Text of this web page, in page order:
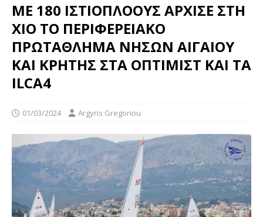
ΜΕ 180 ΙΣΤΙΟΠΛΟΟΥΣ ΑΡΧΙΣΕ ΣΤΗ
ΧΙΟ ΤΟ ΠΕΡΙΦΕΡΕΙΑΚΟ
ΠΡΩΤΑΘΛΗΜΑ ΝΗΣΩΝ ΑΙΓΑΙΟΥ
ΚΑΙ ΚΡΗΤΗΣ ΣΤΑ ΟΠΤΙΜΙΣΤ ΚΑΙ ΤΑ
ILCA4
01/03/2024 Argyris Gregoriou